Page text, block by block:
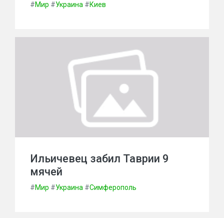
#Мир #Украина #Киев
Ильичевец забил Таврии 9
мячей
#Мир #Украина #Симферополь